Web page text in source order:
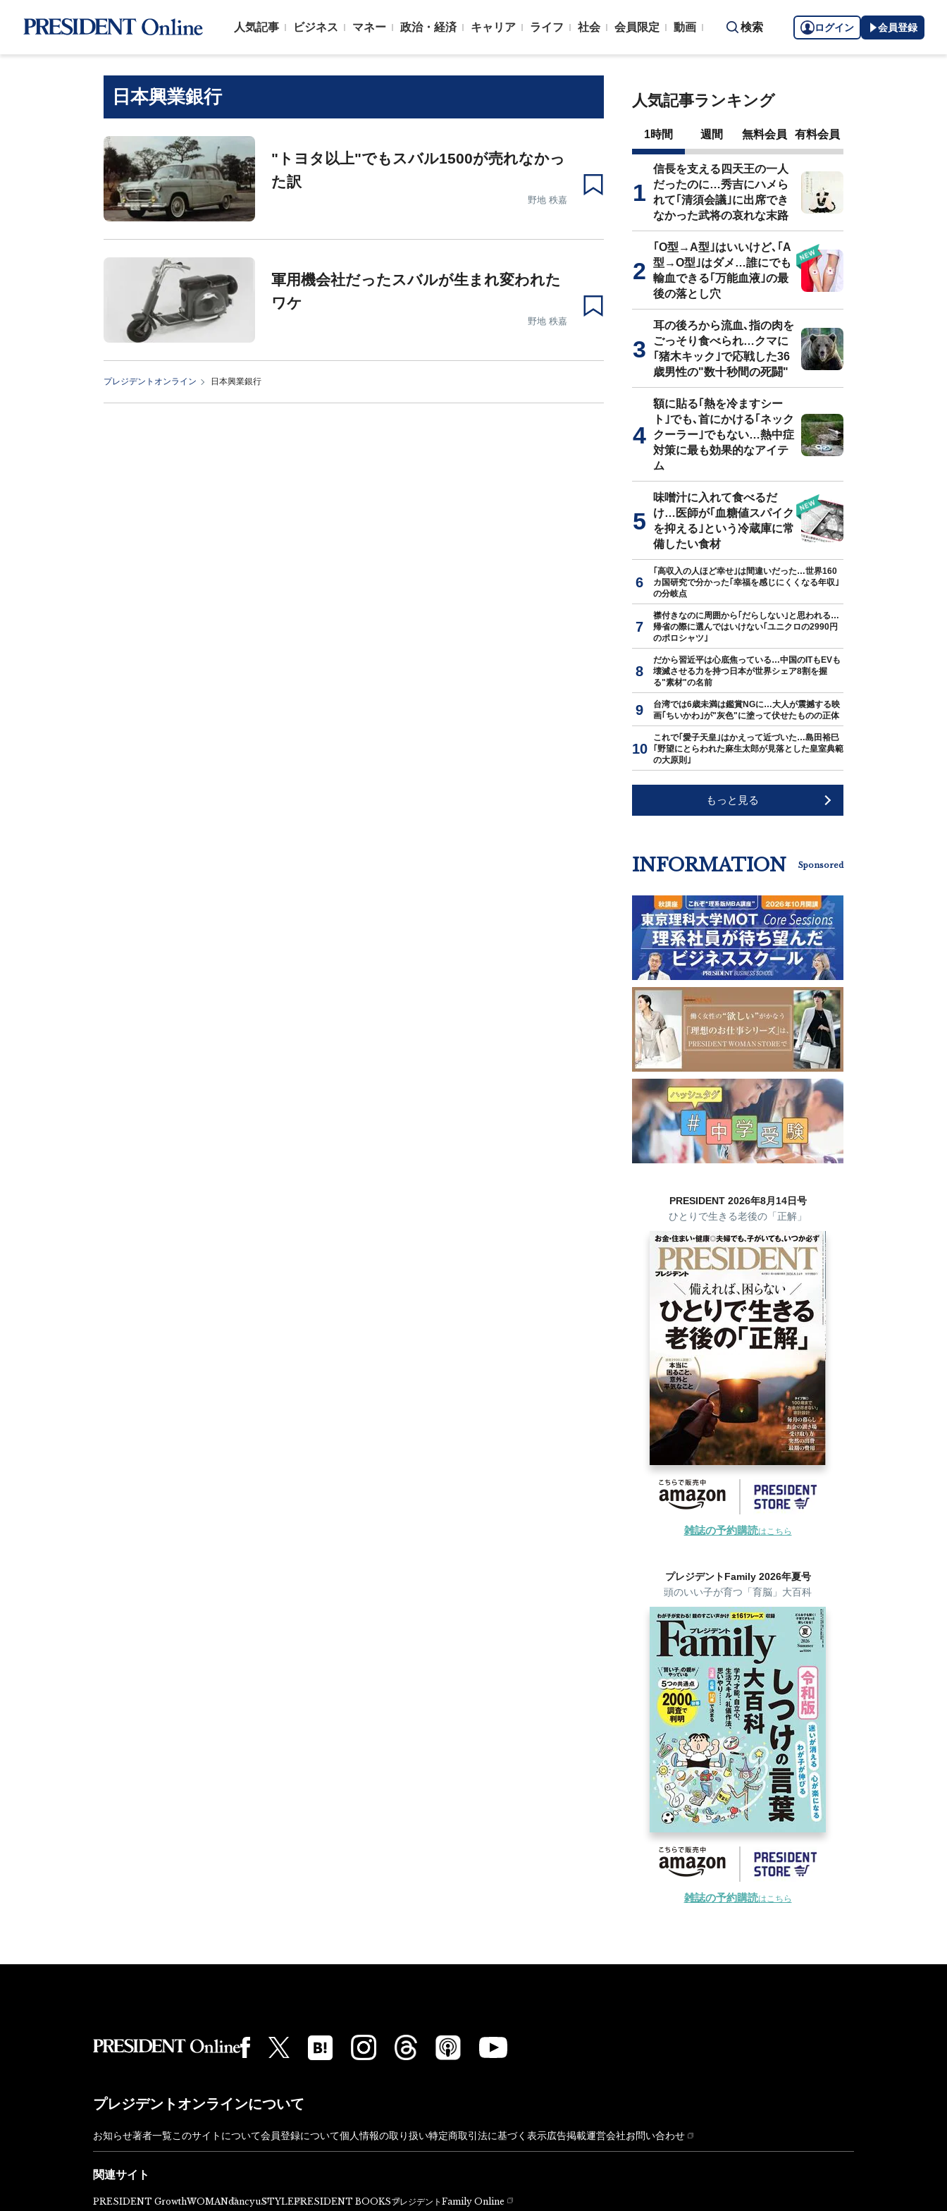
人気記事 ビジネス マネー 政治・経済 キャリア ライフ 社会 会員限定 動画 検索 ログイン 会員登録
日本興業銀行
"トヨタ以上"でもスバル1500が売れなかっ
た訳
野地 秩嘉
軍用機会社だったスバルが生まれ変われた
ワケ
野地 秩嘉
プレジデントオンライン 日本興業銀行
人気記事ランキング
1時間 週間 無料会員 有料会員
信長を支える四天王の一人
だったのに…秀吉にハメら
れて｢清須会議｣に出席でき
なかった武将の哀れな末路
｢O型→A型｣はいいけど､｢A
型→O型｣はダメ…誰にでも
輸血できる｢万能血液｣の最
後の落とし穴
耳の後ろから流血､指の肉を
ごっそり食べられ…クマに
｢猪木キック｣で応戦した36
歳男性の"数十秒間の死闘"
額に貼る｢熱を冷ますシー
ト｣でも､首にかける｢ネック
クーラー｣でもない…熱中症
対策に最も効果的なアイテ
ム
味噌汁に入れて食べるだ
け…医師が｢血糖値スパイク
を抑える｣という冷蔵庫に常
備したい食材
｢高収入の人ほど幸せ｣は間違いだった…世界160
カ国研究で分かった｢幸福を感じにくくなる年収｣
の分岐点
襟付きなのに周囲から｢だらしない｣と思われる…
帰省の際に選んではいけない｢ユニクロの2990円
のポロシャツ｣
だから習近平は心底焦っている…中国のITもEVも
壊滅させる力を持つ日本が世界シェア8割を握
る"素材"の名前
台湾では6歳未満は鑑賞NGに…大人が震撼する映
画｢ちいかわ｣が"灰色"に塗って伏せたものの正体
これで｢愛子天皇｣はかえって近づいた…島田裕巳
｢野望にとらわれた麻生太郎が見落とした皇室典範
の大原則｣
もっと見る
INFORMATION Sponsored
PRESIDENT 2026年8月14日号
ひとりで生きる老後の「正解」
雑誌の予約購読はこちら
プレジデントFamily 2026年夏号
頭のいい子が育つ「育脳」大百科
雑誌の予約購読はこちら
プレジデントオンラインについて
お知らせ著者一覧このサイトについて会員登録について個人情報の取り扱い特定商取引法に基づく表示広告掲載運営会社お問い合わせ
関連サイト
PRESIDENT GrowthWOMANdancyuSTYLEPRESIDENT BOOKSプレジデントFamily Online